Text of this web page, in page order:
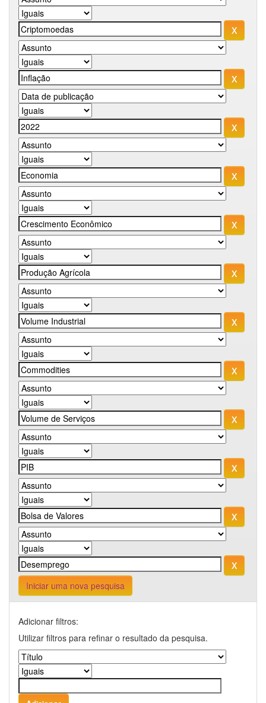
Iniciar uma nova pesquisa
Adicionar filtros:
Utilizar filtros para refinar o resultado da pesquisa.